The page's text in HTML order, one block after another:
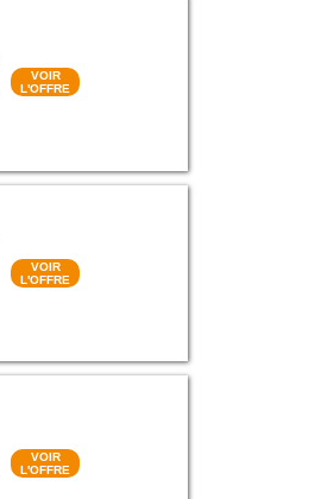
VOIR
L'OFFRE
VOIR
L'OFFRE
VOIR
L'OFFRE